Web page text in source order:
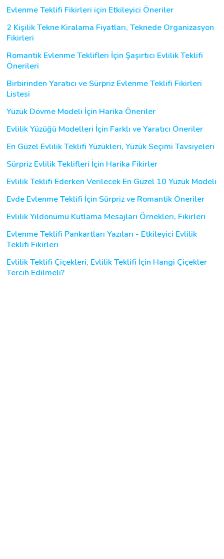
Evlenme Teklifi Fikirleri için Etkileyici Öneriler
2 Kişilik Tekne Kiralama Fiyatları, Teknede Organizasyon
Fikirleri
Romantik Evlenme Teklifleri İçin Şaşırtıcı Evlilik Teklifi
Önerileri
Birbirinden Yaratıcı ve Sürpriz Evlenme Teklifi Fikirleri
Listesi
Yüzük Dövme Modeli İçin Harika Öneriler
Evlilik Yüzüğü Modelleri İçin Farklı ve Yaratıcı Öneriler
En Güzel Evlilik Teklifi Yüzükleri, Yüzük Seçimi Tavsiyeleri
Sürpriz Evlilik Teklifleri İçin Harika Fikirler
Evlilik Teklifi Ederken Verilecek En Güzel 10 Yüzük Modeli
Evde Evlenme Teklifi İçin Sürpriz ve Romantik Öneriler
Evlilik Yıldönümü Kutlama Mesajları Örnekleri, Fikirleri
Evlenme Teklifi Pankartları Yazıları - Etkileyici Evlilik
Teklifi Fikirleri
Evlilik Teklifi Çiçekleri, Evlilik Teklifi İçin Hangi Çiçekler
Tercih Edilmeli?